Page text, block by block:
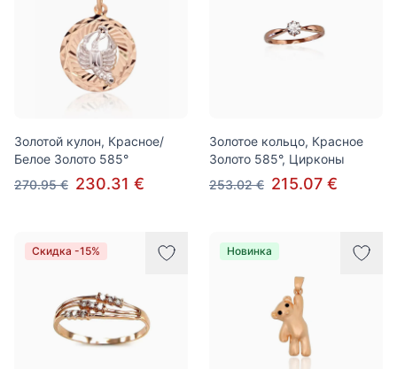
Золотой кулон, Красное/
Белое Золото 585°
270.95 € 230.31 €
Золотое кольцо, Красное
Золото 585°, Цирконы
253.02 € 215.07 €
Скидка -15% Новинка